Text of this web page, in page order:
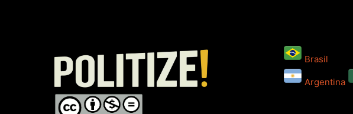
Brasil
Argentina